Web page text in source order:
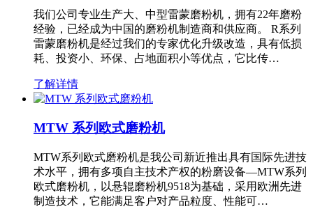
我们公司专业生产大、中型雷蒙磨粉机，拥有22年磨粉
经验，已经成为中国的磨粉机制造商和供应商。 R系列
雷蒙磨粉机是经过我们的专家优化升级改造，具有低损
耗、投资小、环保、占地面积小等优点，它比传…
了解详情
MTW 系列欧式磨粉机
MTW系列欧式磨粉机是我公司新近推出具有国际先进技
术水平，拥有多项自主技术产权的粉磨设备—MTW系列
欧式磨粉机，以悬辊磨粉机9518为基础，采用欧洲先进
制造技术，它能满足客户对产品粒度、性能可…